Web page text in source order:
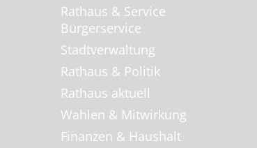
Rathaus & Service
Bürgerservice
Stadtverwaltung
Rathaus & Politik
Rathaus aktuell
Wahlen & Mitwirkung
Finanzen & Haushalt